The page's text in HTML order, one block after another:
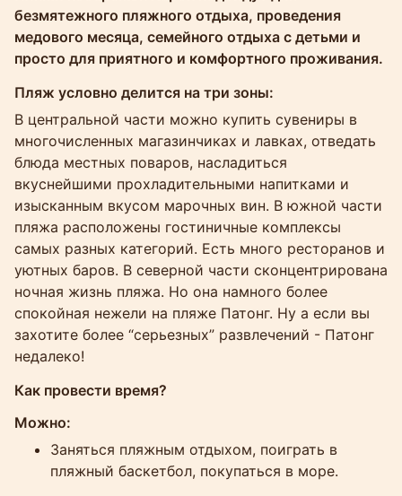
безмятежного пляжного отдыха, проведения
медового месяца, семейного отдыха с детьми и
просто для приятного и комфортного проживания.
Пляж условно делится на три зоны:
В центральной части можно купить сувениры в
многочисленных магазинчиках и лавках, отведать
блюда местных поваров, насладиться
вкуснейшими прохладительными напитками и
изысканным вкусом марочных вин. В южной части
пляжа расположены гостиничные комплексы
самых разных категорий. Есть много ресторанов и
уютных баров. В северной части сконцентрирована
ночная жизнь пляжа. Но она намного более
спокойная нежели на пляже Патонг. Ну а если вы
захотите более “серьезных” развлечений - Патонг
недалеко!
Как провести время?
Можно:
Заняться пляжным отдыхом, поиграть в
пляжный баскетбол, покупаться в море.